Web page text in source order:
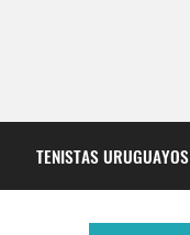
TENISTAS URUGUAYOS